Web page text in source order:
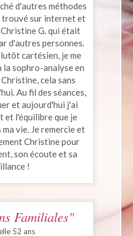
d'autres méthodes
trouvé sur internet et
G. qui était
d'autres personnes.
cartésien, je me
la sophro-analyse en
cela sans
Au fil des séances,
et aujourd'hui j'ai
et l'équilibre que je
vie. Je remercie et
Christine pour
son écoute et sa
!
Familiales"
52 ans